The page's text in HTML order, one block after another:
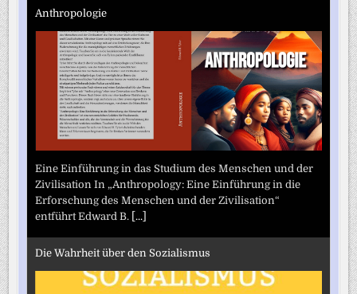
Anthropologie
Eine Einführung in das Studium des Menschen und der
Zivilisation In „Anthropology: Eine Einführung in die
Erforschung des Menschen und der Zivilisation“
entführt Edward B.
[...]
Die Wahrheit über den Sozialismus